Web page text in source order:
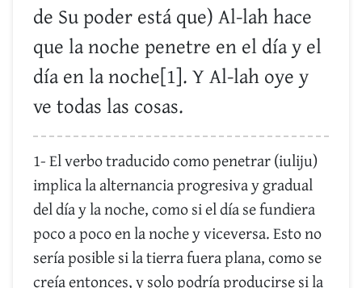
de Su poder está que) Al-lah hace
que la noche penetre en el día y el
día en la noche[1]. Y Al-lah oye y
ve todas las cosas.
1- El verbo traducido como penetrar (iuliju)
implica la alternancia progresiva y gradual
del día y la noche, como si el día se fundiera
poco a poco en la noche y viceversa. Esto no
sería posible si la tierra fuera plana, como se
creía entonces, y solo podría producirse si la